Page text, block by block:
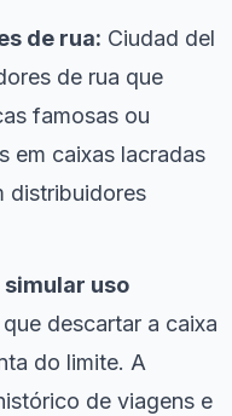
de rua: Ciudad del
de rua que
famosas ou
em caixas lacradas
distribuidores
uso
descartar a caixa
do limite. A
de viagens e